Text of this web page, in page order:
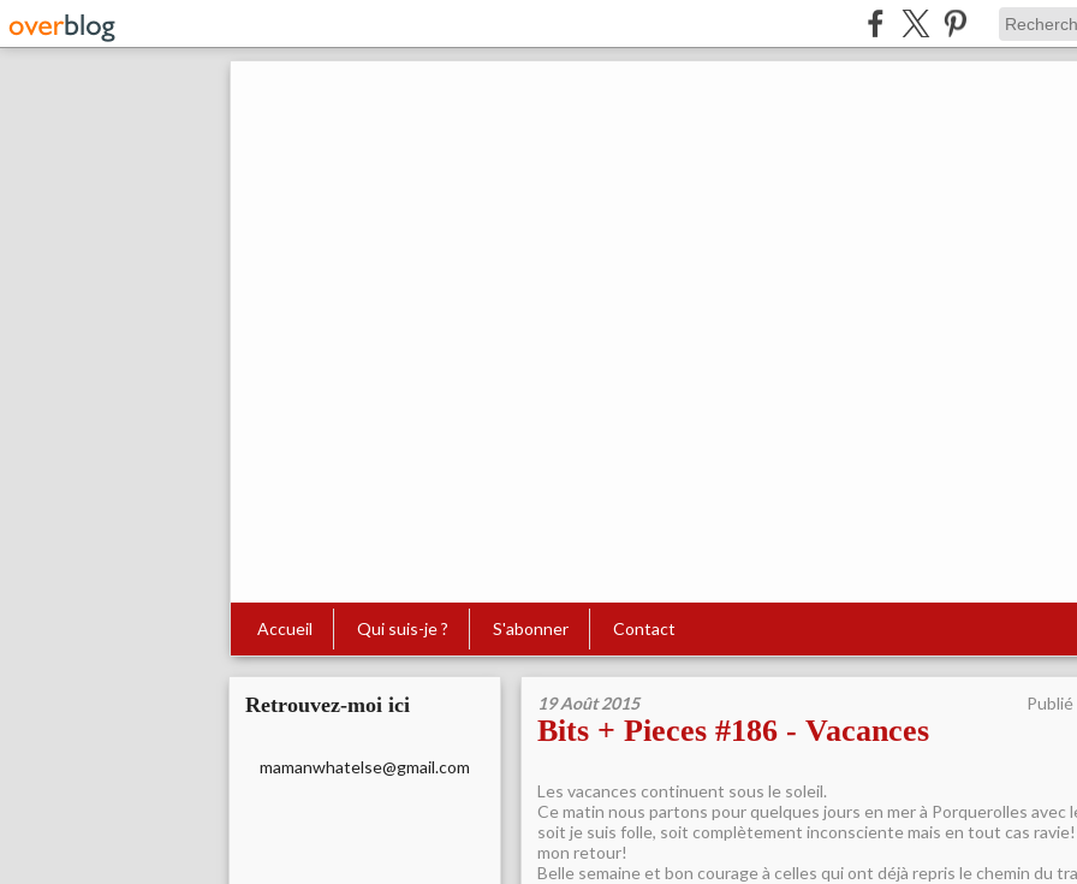
Accueil Qui suis-je ? S'abonner Contact
Retrouvez-moi ici
mamanwhatelse@gmail.com
19 Août 2015 Publié
Bits + Pieces #186 - Vacances
Les vacances continuent sous le soleil.
Ce matin nous partons pour quelques jours en mer à Porquerolles avec
soit je suis folle, soit complètement inconsciente mais en tout cas ravie!
mon retour!
Belle semaine et bon courage à celles qui ont déjà repris le chemin du